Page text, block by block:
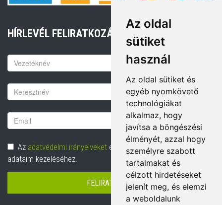
Az oldal
sütiket
használ
Az oldal sütiket és
egyéb nyomkövető
technológiákat
alkalmaz, hogy
javítsa a böngészési
élményét, azzal hogy
személyre szabott
tartalmakat és
célzott hirdetéseket
jelenít meg, és elemzi
a weboldalunk
HÍRLEVÉL FELIRATKOZÁS
Keresztnév
Vezetéknév
Email
cím
Adatvédelem
Az adatvédelmi irányelveket elolvastam és hozzájárulok
adataim kezeléséhez.
FELIRATKOZÁS